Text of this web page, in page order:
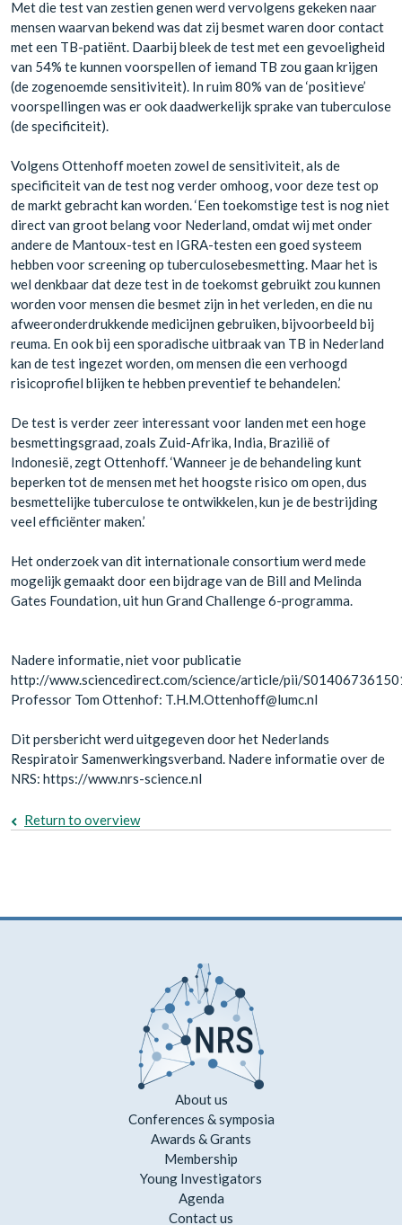
Met die test van zestien genen werd vervolgens gekeken naar
mensen waarvan bekend was dat zij besmet waren door contact
met een TB-patiënt. Daarbij bleek de test met een gevoeligheid
van 54% te kunnen voorspellen of iemand TB zou gaan krijgen
(de zogenoemde sensitiviteit). In ruim 80% van de ‘positieve’
voorspellingen was er ook daadwerkelijk sprake van tuberculose
(de specificiteit).
Volgens Ottenhoff moeten zowel de sensitiviteit, als de
specificiteit van de test nog verder omhoog, voor deze test op
de markt gebracht kan worden. ‘Een toekomstige test is nog niet
direct van groot belang voor Nederland, omdat wij met onder
andere de Mantoux-test en IGRA-testen een goed systeem
hebben voor screening op tuberculosebesmetting. Maar het is
wel denkbaar dat deze test in de toekomst gebruikt zou kunnen
worden voor mensen die besmet zijn in het verleden, en die nu
afweeronderdrukkende medicijnen gebruiken, bijvoorbeeld bij
reuma. En ook bij een sporadische uitbraak van TB in Nederland
kan de test ingezet worden, om mensen die een verhoogd
risicoprofiel blijken te hebben preventief te behandelen.’
De test is verder zeer interessant voor landen met een hoge
besmettingsgraad, zoals Zuid-Afrika, India, Brazilië of
Indonesië, zegt Ottenhoff. ‘Wanneer je de behandeling kunt
beperken tot de mensen met het hoogste risico om open, dus
besmettelijke tuberculose te ontwikkelen, kun je de bestrijding
veel efficiënter maken.’
Het onderzoek van dit internationale consortium werd mede
mogelijk gemaakt door een bijdrage van de Bill and Melinda
Gates Foundation, uit hun Grand Challenge 6-programma.
Nadere informatie, niet voor publicatie
http://www.sciencedirect.com/science/article/pii/
Professor Tom Ottenhof: T.H.M.Ottenhoff@lumc.nl
Dit persbericht werd uitgegeven door het Nederlands
Respiratoir Samenwerkingsverband. Nadere informatie over de
NRS: https://www.nrs-science.nl
Return to overview
About us
Conferences & symposia
Awards & Grants
Membership
Young Investigators
Agenda
Contact us